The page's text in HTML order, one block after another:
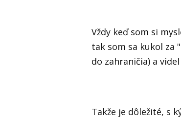
Vždy keď som si
tak som sa kukol za
do zahraničia) a
Takže je dôležité, s